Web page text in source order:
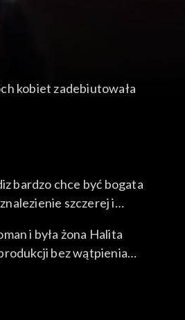
kobiet zadebiutowała
bardzo chce być bogata
szczerej i
i była żona Halita
bez wątpienia